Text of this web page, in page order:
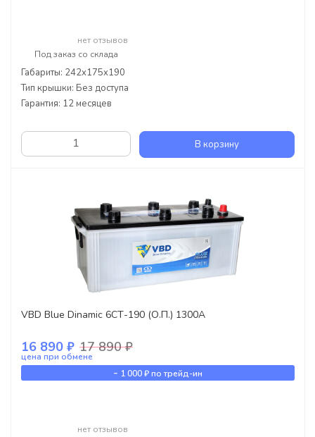
нет отзывов
Под заказ со склада
Габариты: 242x175x190
Тип крышки: Без доступа
Гарантия: 12 месяцев
В корзину
VBD Blue Dinamic 6СТ-190 (О.П.) 1300А
16 890 ₽ 17 890 ₽
цена при обмене
- 1 000 ₽по трейд-ин
нет отзывов